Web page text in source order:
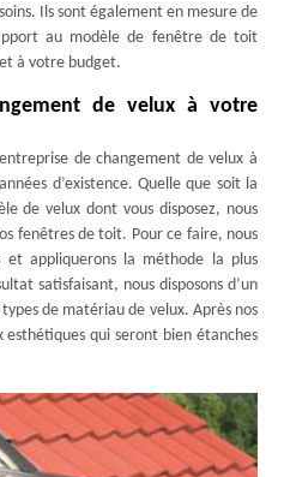
Ils sont également en mesure de
au modèle de fenêtre de toit
à votre budget.
de velux à votre
de changement de velux à
d’existence. Quelle que soit la
de velux dont vous disposez, nous
fenêtres de toit. Pour ce faire, nous
et appliquerons la méthode la plus
satisfaisant, nous disposons d’un
de matériau de velux. Après nos
esthétiques qui seront bien étanches